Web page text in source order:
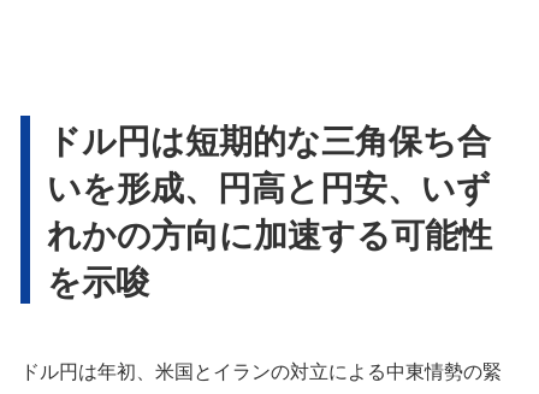
ドル円は短期的な三角保ち合
いを形成、円高と円安、いず
れかの方向に加速する可能性
を示唆
ドル円は年初、米国とイランの対立による中東情勢の緊